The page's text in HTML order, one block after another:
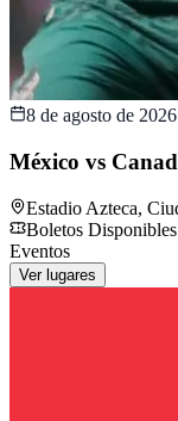
8 de agosto de 2026
México vs
Estadio Azteca,
Boletos Disponibles
Eventos
Ver lugares